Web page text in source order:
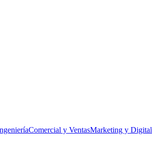
Comercial y VentasMarketing y Digital